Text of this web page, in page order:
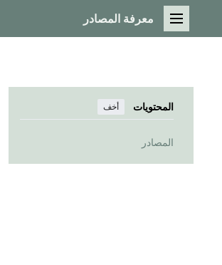
القائمة الرئيسية
معرفة المصادر
المحتويات أخف
المصادر